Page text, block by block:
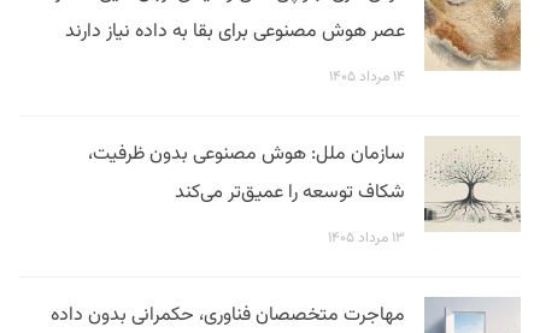
عصر هوش مصنوعی برای بقا به داده نیاز دارند
۱۴ مرداد ۱۴۰۵
سازمان ملل: هوش مصنوعی بدون ظرفیت،
شکاف توسعه را عمیق‌تر می‌کند
۱۳ مرداد ۱۴۰۵
مهاجرت متخصصان فناوری، حکمرانی بدون داده